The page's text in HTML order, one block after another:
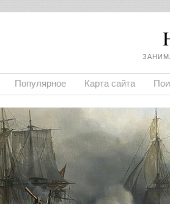
Популярное Карта сайта